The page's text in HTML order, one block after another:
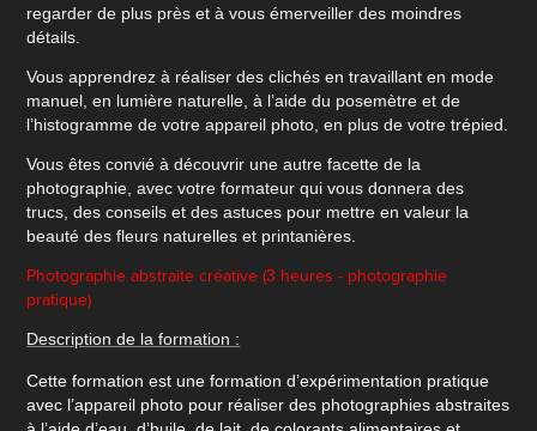
regarder de plus près et à vous émerveiller des moindres
détails.
Vous apprendrez à réaliser des clichés en travaillant en mode
manuel, en lumière naturelle, à l’aide du posemètre et de
l’histogramme de votre appareil photo, en plus de votre trépied.
Vous êtes convié à découvrir une autre facette de la
photographie, avec votre formateur qui vous donnera des
trucs, des conseils et des astuces pour mettre en valeur la
beauté des fleurs naturelles et printanières.
Photographie abstraite créative (3 heures - photographie
pratique)
Description de la formation :
Cette formation est une formation d’expérimentation pratique
avec l’appareil photo pour réaliser des photographies abstraites